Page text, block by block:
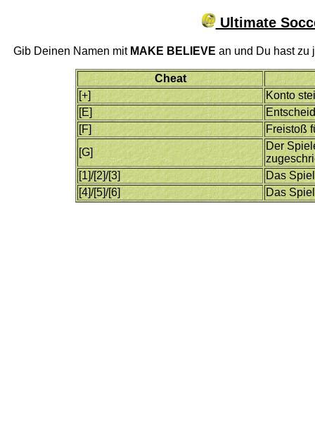
Ultimate
Gib Deinen Namen mit MAKE BELIEVE an und Du hast zu
Cheat
[+]
Konto
[E]
[F]
Freistoß
[G]
Der
[1]/[2]/[3]
Das
[4]/[5]/[6]
Das